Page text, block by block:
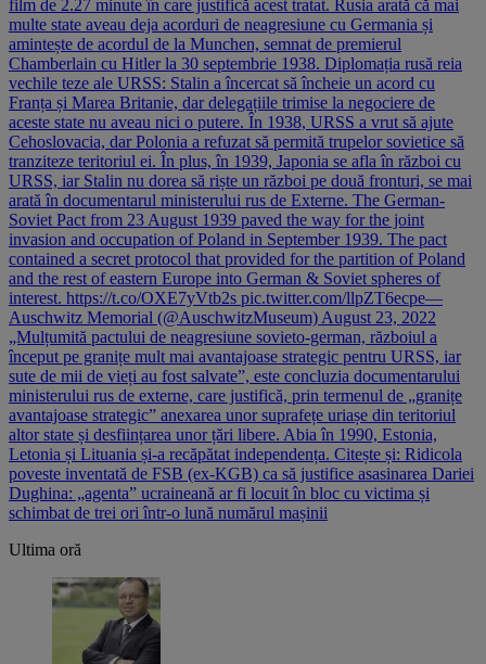
film de 2.27 minute în care justifică acest tratat. Rusia arată că mai
multe state aveau deja acorduri de neagresiune cu Germania și
amintește de acordul de la Munchen, semnat de premierul
Chamberlain cu Hitler la 30 septembrie 1938. Diplomația rusă reia
vechile teze ale URSS: Stalin a încercat să încheie un acord cu
Franța și Marea Britanie, dar delegațiile trimise la negociere de
aceste state nu aveau nici o putere. În 1938, URSS a vrut să ajute
Cehoslovacia, dar Polonia a refuzat să permită trupelor sovietice să
tranziteze teritoriul ei. În plus, în 1939, Japonia se afla în război cu
URSS, iar Stalin nu dorea să riște un război pe două fronturi, se mai
arată în documentarul ministerului rus de Externe. The German-
Soviet Pact from 23 August 1939 paved the way for the joint
invasion and occupation of Poland in September 1939. The pact
contained a secret protocol that provided for the partition of Poland
and the rest of eastern Europe into German & Soviet spheres of
interest. https://t.co/OXE7yVtb2s pic.twitter.com/llpZT6ecpe—
Auschwitz Memorial (@AuschwitzMuseum) August 23, 2022
„Mulțumită pactului de neagresiune sovieto-german, războiul a
început pe granițe mult mai avantajoase strategic pentru URSS, iar
sute de mii de vieți au fost salvate”, este concluzia documentarului
ministerului rus de externe, care justifică, prin termenul de „granițe
avantajoase strategic” anexarea unor suprafețe uriașe din teritoriul
altor state și desființarea unor țări libere. Abia în 1990, Estonia,
Letonia și Lituania și-a recăpătat independența. Citește și: Ridicola
poveste inventată de FSB (ex-KGB) ca să justifice asasinarea Dariei
Dughina: „agenta” ucraineană ar fi locuit în bloc cu victima și
schimbat de trei ori într-o lună numărul mașinii
Ultima oră